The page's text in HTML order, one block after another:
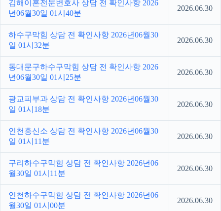
김해이혼전문변호사 상담 전 확인사항 2026
년06월30일 01시40분
2026.06.30
하수구막힘 상담 전 확인사항 2026년06월30
일 01시32분
2026.06.30
동대문구하수구막힘 상담 전 확인사항 2026
년06월30일 01시25분
2026.06.30
광교피부과 상담 전 확인사항 2026년06월30
일 01시18분
2026.06.30
인천흥신소 상담 전 확인사항 2026년06월30
일 01시11분
2026.06.30
구리하수구막힘 상담 전 확인사항 2026년06
월30일 01시11분
2026.06.30
인천하수구막힘 상담 전 확인사항 2026년06
월30일 01시00분
2026.06.30